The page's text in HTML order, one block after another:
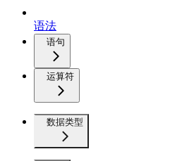
语法
语句
运算符
数据类型